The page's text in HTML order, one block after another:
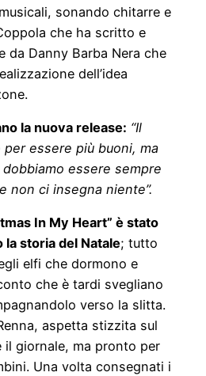
sonando chitarre e
che ha scritto e
da Danny Barba Nera che
dell’idea
la nuova release: “Il
essere più buoni, ma
essere sempre
non ci insegna niente”.
In My Heart” è stato
storia del Natale; tutto
elfi che dormono e
che è tardi svegliano
verso la slitta.
aspetta stizzita sul
il giornale, ma pronto per
Una volta consegnati i